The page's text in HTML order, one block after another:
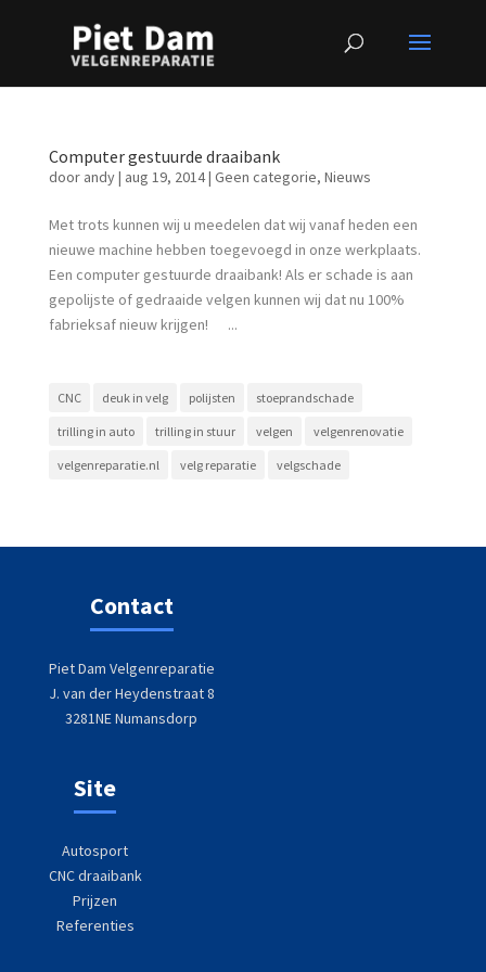
Computer gestuurde draaibank
door andy| aug 19, 2014| Geen categorie, Nieuws
Met trots kunnen wij u meedelen dat wij vanaf heden een
nieuwe machine hebben toegevoegd in onze werkplaats.
Een computer gestuurde draaibank! Als er schade is aan
gepolijste of gedraaide velgen kunnen wij dat nu 100%
fabrieksaf nieuw krijgen! ...
CNC deuk in velg polijsten stoeprandschade
trilling in auto trilling in stuur velgen velgenrenovatie
velgenreparatie.nl velg reparatie velgschade
Contact
Piet Dam Velgenreparatie
J. van der Heydenstraat 8
3281NE Numansdorp
Site
Autosport
CNC draaibank
Prijzen
Referenties